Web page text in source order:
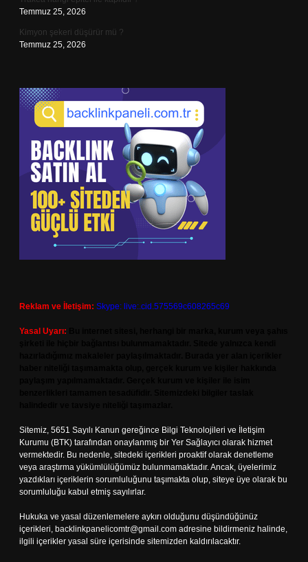
Temmuz 25, 2026
Kimyon şekeri düşürür mü ?
Temmuz 25, 2026
Reklam ve İletişim: Skype: live:.cid.575569c608265c69
Yasal Uyarı:
Sitemiz, 5651 Sayılı Kanun gereğince Bilgi Teknolojileri ve İletişim
Kurumu (BTK) tarafından onaylanmış bir Yer Sağlayıcı olarak hizmet
vermektedir. Bu nedenle, sitedeki içerikleri proaktif olarak denetleme
veya araştırma yükümlülüğümüz bulunmamaktadır. Ancak, üyelerimiz
yazdıkları içeriklerin sorumluluğunu taşımakta olup, siteye üye olarak bu
sorumluluğu kabul etmiş sayılırlar.
Hukuka ve yasal düzenlemelere aykırı olduğunu düşündüğünüz
içerikleri, backlinkpanelicomtr@gmail.com adresine bildirmeniz halinde,
ilgili içerikler yasal süre içerisinde sitemizden kaldırılacaktır.